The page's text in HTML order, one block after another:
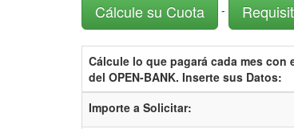
Cálcule su Cuota -
Cálcule lo que pagará cada mes con
del OPEN-BANK. Inserte sus Datos:
Importe a Solicitar: